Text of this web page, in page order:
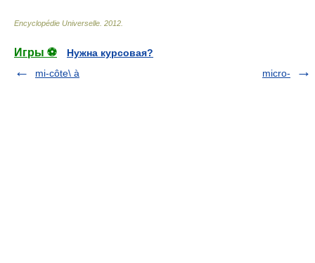
Encyclopédie Universelle 2012
Игры ⚽
Нужна курсовая?
mi-côte\ à
micro-